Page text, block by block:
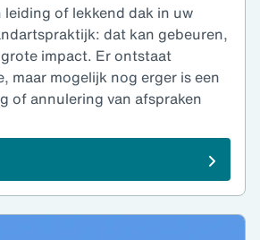
leiding of lekkend dak in uw
dat kan gebeuren,
impact. Er ontstaat
maar mogelijk nog erger is een
of annulering van afspraken